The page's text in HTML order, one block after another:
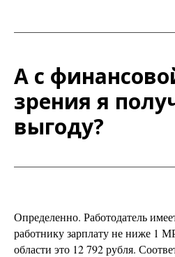
А с
зрения я
выгоду?
Определенно. Работодатель
работнику зарплату не ниже 1
области это 12 792 рубля.